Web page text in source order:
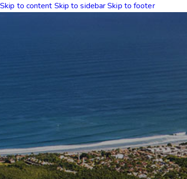
Skip to content Skip to sidebarSkip to footer